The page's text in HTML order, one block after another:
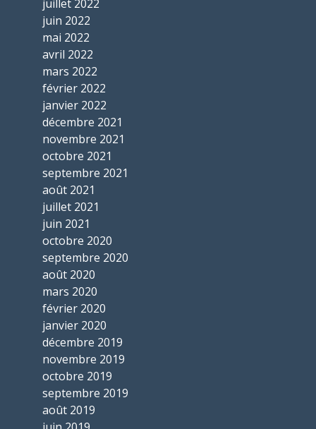
juillet 2022
juin 2022
mai 2022
avril 2022
mars 2022
février 2022
janvier 2022
décembre 2021
novembre 2021
octobre 2021
septembre 2021
août 2021
juillet 2021
juin 2021
octobre 2020
septembre 2020
août 2020
mars 2020
février 2020
janvier 2020
décembre 2019
novembre 2019
octobre 2019
septembre 2019
août 2019